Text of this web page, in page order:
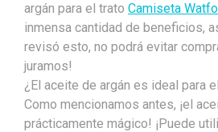
argán para el trato Camiseta
inmensa cantidad de beneficios,
revisó esto, no podrá evitar
juramos!
¿El aceite de argán es ideal para
Como mencionamos antes, ¡el
prácticamente mágico! ¡Puede